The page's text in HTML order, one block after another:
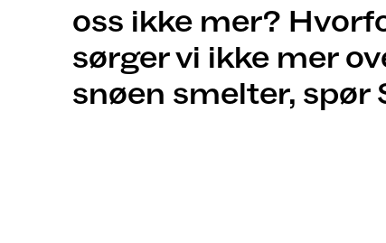
oss ikke mer?
sørger vi ikke mer
snøen smelter, spør